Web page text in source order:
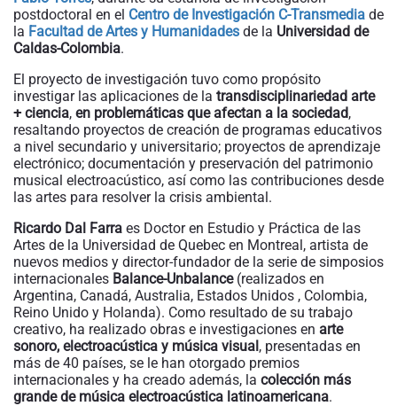
postdoctoral en el Centro de Investigación C-Transmedia de
la Facultad de Artes y Humanidades de la Universidad de
Caldas-Colombia.
El proyecto de investigación tuvo como propósito
investigar las aplicaciones de la transdisciplinariedad arte
+ ciencia, en problemáticas que afectan a la sociedad,
resaltando proyectos de creación de programas educativos
a nivel secundario y universitario; proyectos de aprendizaje
electrónico; documentación y preservación del patrimonio
musical electroacústico, así como las contribuciones desde
las artes para resolver la crisis ambiental.
Ricardo Dal Farra es Doctor en Estudio y Práctica de las
Artes de la Universidad de Quebec en Montreal, artista de
nuevos medios y director-fundador de la serie de simposios
internacionales Balance-Unbalance (realizados en
Argentina, Canadá, Australia, Estados Unidos , Colombia,
Reino Unido y Holanda). Como resultado de su trabajo
creativo, ha realizado obras e investigaciones en arte
sonoro, electroacústica y música visual, presentadas en
más de 40 países, se le han otorgado premios
internacionales y ha creado además, la colección más
grande de música electroacústica latinoamericana.